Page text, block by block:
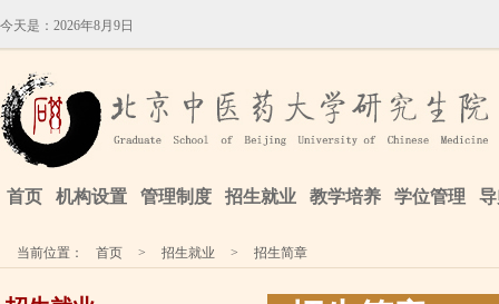
今天是： 2026年8月9日
首页 机构设置 管理制度 招生就业 教学培养 学位管理
当前位置： 首页 > 招生就业 > 招生简章